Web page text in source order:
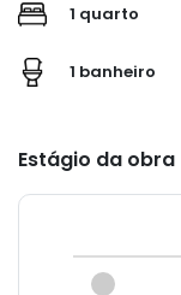
1 quarto
1 banheiro
Estágio da obra